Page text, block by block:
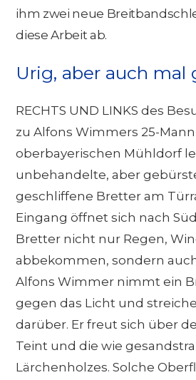
ihm zwei neue
diese Arbeit ab.
Urig, aber auch mal
RECHTS UND LINKS des
zu Alfons Wimmers 25-
oberbayerischen Mühldorf
unbehandelte, aber
geschliffene Bretter am
Eingang öffnet sich nach
Bretter nicht nur Regen,
abbekommen, sondern
Alfons Wimmer nimmt ein
gegen das Licht und
darüber. Er freut sich über
Teint und die wie
Lärchenholzes. Solche